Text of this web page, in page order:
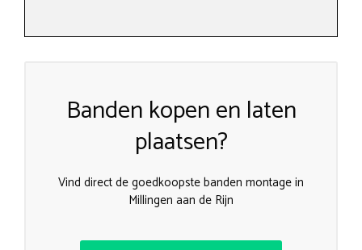
Banden kopen en laten
plaatsen?
Vind direct de goedkoopste banden montage in
Millingen aan de Rijn